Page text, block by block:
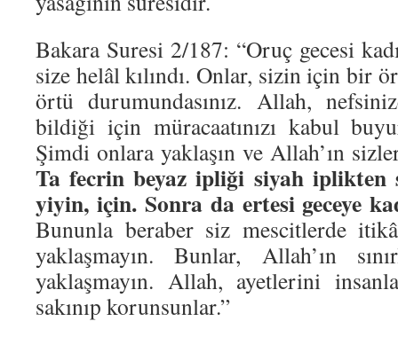
Bakara Suresi 2/187: “Oruç gecesi
size helâl kılındı. Onlar, sizin için bir
örtü durumundasınız. Allah,
bildiği için müracaatınızı kabul
Şimdi onlara yaklaşın ve Allah’ın
Ta fecrin beyaz ipliği siyah iplikten
yiyin, için. Sonra da ertesi geceye
Bununla beraber siz mescitlerde
yaklaşmayın. Bunlar, Allah’ın
yaklaşmayın. Allah, ayetlerini
sakınıp korunsunlar.”